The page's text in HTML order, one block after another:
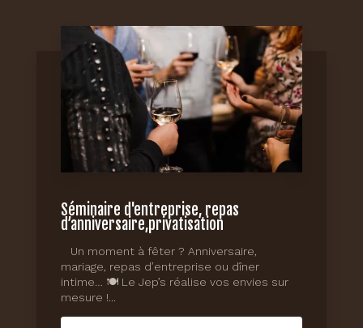
Séminaire d'entreprise, repas
d’anniversaire,privatisation
Un moment à fêter ? Anniversaire,
mariage, repas d’entreprise ou dîner
intime… 🍽️ Le Jep’s réalise vos envies sur
mesure !...